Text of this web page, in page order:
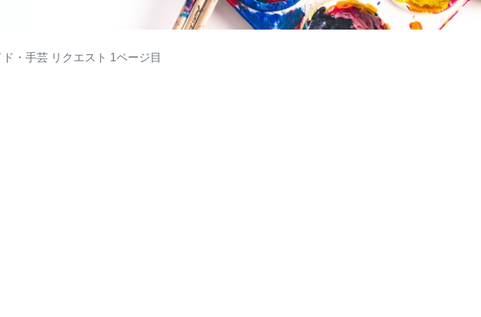
ド・手芸 リクエスト 1ページ目